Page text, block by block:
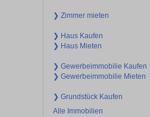
❯ Zimmer mieten
❯ Haus Kaufen
❯ Haus Mieten
❯ Gewerbeimmobilie Kaufen
❯ Gewerbeimmobilie Mieten
❯ Grundstück Kaufen
Alle Immobilien